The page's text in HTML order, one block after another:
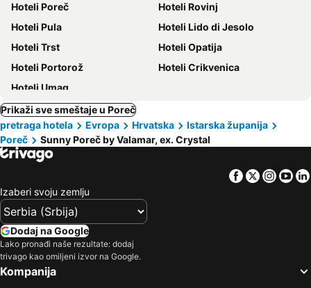
Hoteli Poreč
Hoteli Rovinj
Hoteli Pula
Hoteli Lido di Jesolo
Hoteli Trst
Hoteli Opatija
Hoteli Portorož
Hoteli Crikvenica
Hoteli Umag
Prikaži sve smeštaje u Poreč
pretraga hotela
Evropa Hrvatska
Istarska županija
Poreč
Sunny Poreč by Valamar, ex. Crystal
Facebook
Twitter
Izaberi svoju zemlju
Dodaj na Google
Lako pronađi naše rezultate: dodaj
trivago kao omiljeni izvor na Google.
Kompanija